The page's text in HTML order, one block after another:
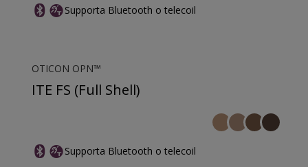
Supporta Bluetooth o telecoil
OTICON OPN™
ITE FS (Full Shell)
Supporta Bluetooth o telecoil